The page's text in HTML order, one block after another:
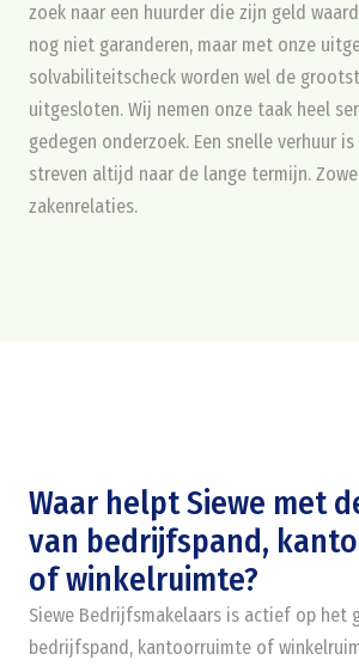
zoek naar een huurder die zijn geld
nog niet garanderen, maar met onze
solvabiliteitscheck worden wel de
uitgesloten. Wij nemen onze taak heel
gedegen onderzoek. Een snelle verhuur
streven altijd naar de lange termijn.
zakenrelaties.
Waar helpt Siewe met
van bedrijfspand,
of winkelruimte?
Siewe Bedrijfsmakelaars is actief op het
bedrijfspand, kantoorruimte of